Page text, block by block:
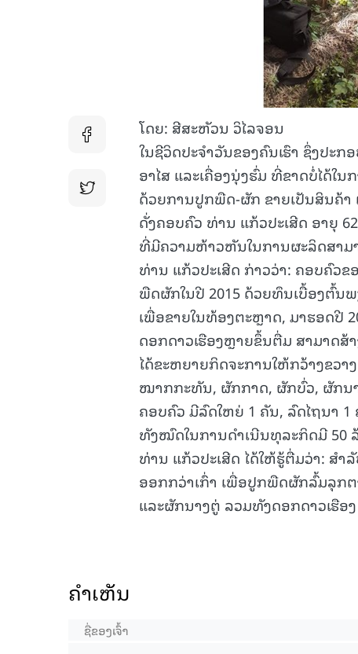
ໂດຍ: ສີສະຫັວນ ວິໄລຈອນ
ໃນຊີວິດປະຈຳວັນຂອງຄົນເຮົາ ຊຶ່ງປະ
ອາໄສ ແລະເຄື່ອງນຸ່ງຮົ່ມ ທີ່ຂາດບໍ່ໄດ້ໃ
ດ້ວຍການປູກພືດ-ຜັກ ຂາຍເປັນສິນຄ້
ດັ່ງຄອບຄົວ ທ່ານ ແກ້ວປະເສີດ ອາຍຸ
ທີ່ມີຄວາມຫ້າວຫັນໃນການຜະລິດສາ
ທ່ານ ແກ້ວປະເສີດ ກ່າວວ່າ: ຄອບຄົວ
ພືດຜັກໃນປີ 2015 ດ້ວຍທຶນເບື້ອງຕົ້ນ
ເພື່ອຂາຍໃນທ້ອງຕະຫຼາດ, ມາຮອດປີ
ດອກດາວເຮືອງຫຼາຍຂຶ້ນຕື່ມ ສາມາດສ້
ໄດ້ຂະຫຍາຍກິດຈະການໃຫ້ກວ້າງຂວ
ໝາກກະທັນ, ຜັກກາດ, ຜັກບົ່ວ, ຜັກນາ
ຄອບຄົວ ມີລົດໃຫຍ່ 1 ຄັນ, ລົດໄຖນາ
ທັງໝົດໃນການດຳເນີນທຸລະກິດມີ 50
ທ່ານ ແກ້ວປະເສີດ ໄດ້ໃຫ້ຮູ້ຕື່ມວ່າ: ສ
ອອກກວ່າເກົ່າ ເພື່ອປູກພືດຜັກລົ້ມລຸກ
ແລະຜັກນາງຕູ່ ລວມທັງດອກດາວເຮືອ
ຄໍາເຫັນ